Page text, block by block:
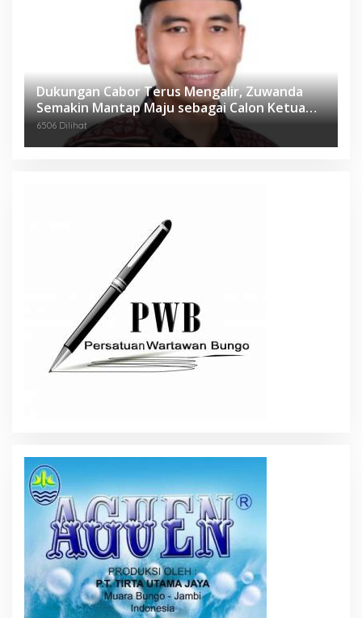
Dukungan Cabor Terus Mengalir, Zuwanda
Semakin Mantap Maju sebagai Calon Ketua
KONI
6506 Dilihat